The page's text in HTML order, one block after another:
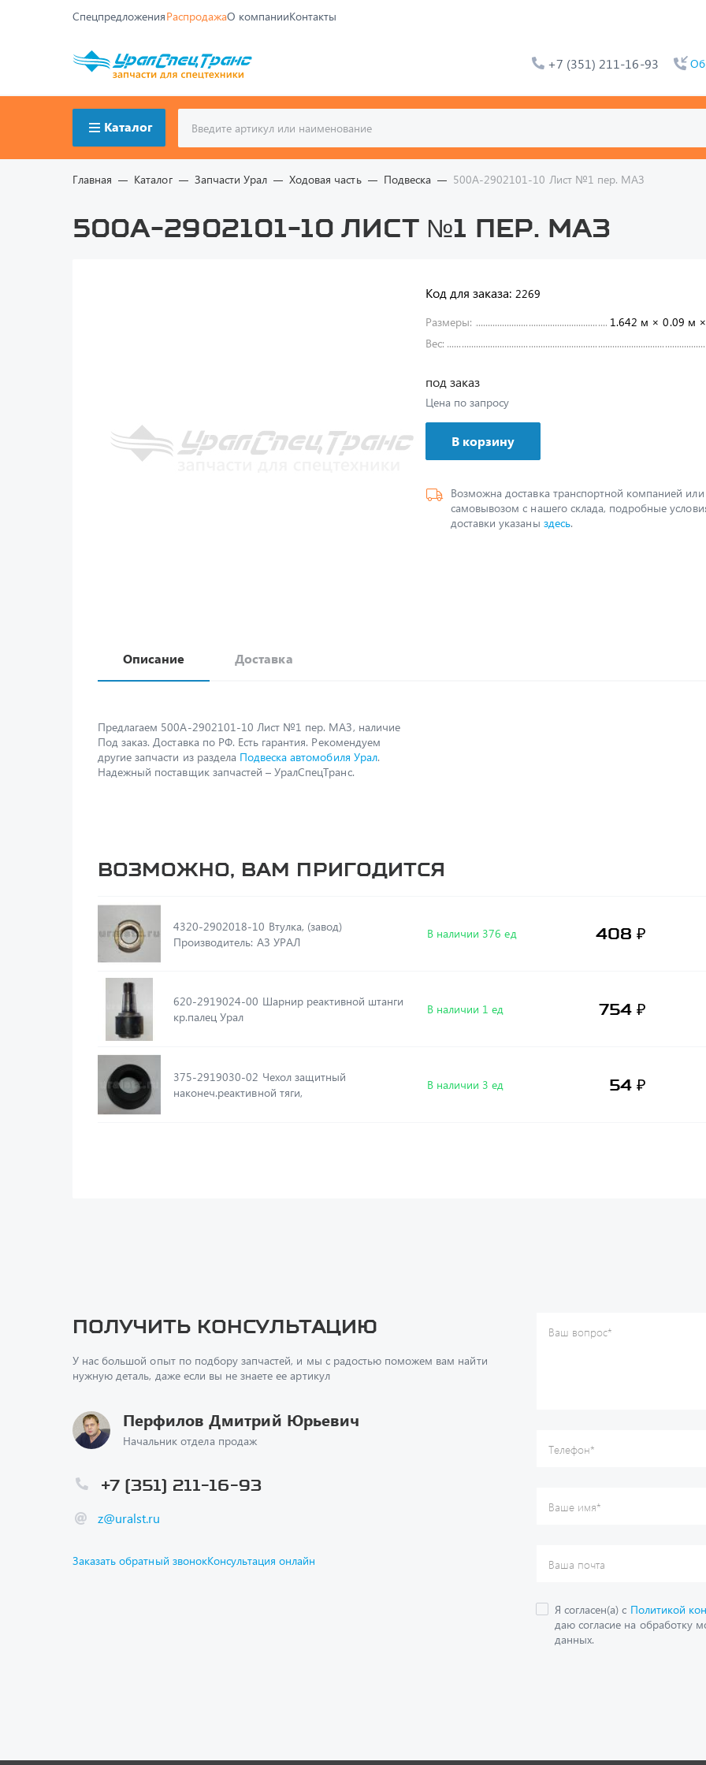
СпецпредложенияРаспродажаО компанииКонтакты
+7 (351) 211-16-93
Каталог
Главная Каталог Запчасти Урал Ходовая часть Подвеска 500А-2902101-10 Лист №1 пер. МАЗ
500А-2902101-10 Лист №1 пер. МАЗ
Код для заказа: 2269
Размеры:
1.642 м × 0.09 м
Вес:
под заказ
Цена по запросу
В корзину
Возможна доставка транспортной компанией или
самовывозом с нашего склада, подробные
доставки указаны здесь.
Описание Доставка
Предлагаем 500А-2902101-10 Лист №1 пер. МАЗ, наличие
Под заказ. Доставка по РФ. Есть гарантия. Рекомендуем
другие запчасти из раздела Подвеска автомобиля Урал.
Надежный поставщик запчастей – УралСпецТранс.
Возможно, вам пригодится
4320-2902018-10 Втулка, (завод)
Производитель: АЗ УРАЛ
В наличии 376 ед 408 ₽
620-2919024-00 Шарнир реактивной штанги
кр.палец Урал
В наличии 1 ед 754 ₽
375-2919030-02 Чехол защитный
наконеч.реактивной тяги,
В наличии 3 ед 54 ₽
Получить консультацию
У нас большой опыт по подбору запчастей, и мы с радостью поможем вам найти
нужную деталь, даже если вы не знаете ее артикул
Перфилов Дмитрий Юрьевич
Начальник отдела продаж
z@uralst.ru
+7 (351) 211-16-93
Заказать обратный звонокКонсультация онлайн
Ваш вопрос*